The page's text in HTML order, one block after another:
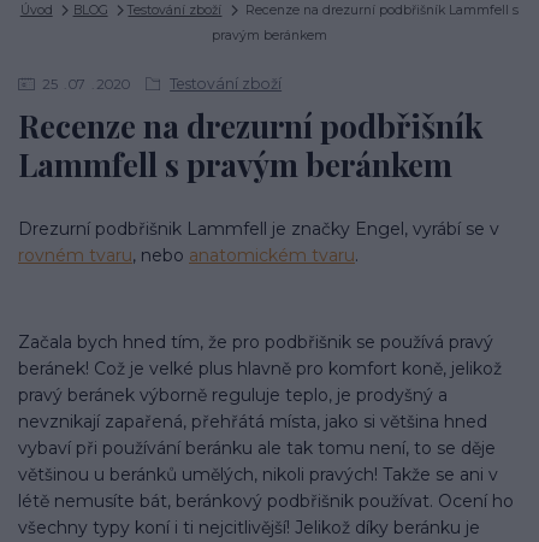
Úvod BLOG Testování zboží
Recenze na drezurní podbřišník Lammfell s
pravým beránkem
25 07 2020 Testování zboží
Recenze na drezurní podbřišník
Lammfell s pravým beránkem
Drezurní podbřišnik Lammfell je značky Engel, vyrábí se v
rovném tvaru, nebo anatomickém tvaru.
Začala bych hned tím, že pro podbřišnik se používá pravý
beránek! Což je velké plus hlavně pro komfort koně, jelikož
pravý beránek výborně reguluje teplo, je prodyšný a
nevznikají zapařená, přehřátá místa, jako si většina hned
vybaví při používání beránku ale tak tomu není, to se děje
většinou u beránků umělých, nikoli pravých! Takže se ani v
létě nemusíte bát, beránkový podbřišnik používat. Ocení ho
všechny typy koní i ti nejcitlivější! Jelikož díky beránku je